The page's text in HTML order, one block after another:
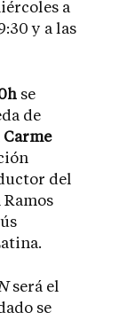
a
y a las
se
de
Carme
del
será el
se